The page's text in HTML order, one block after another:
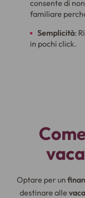
consente di
familiare
Semplicità:
in pochi click.
Optare per un
destinare alle